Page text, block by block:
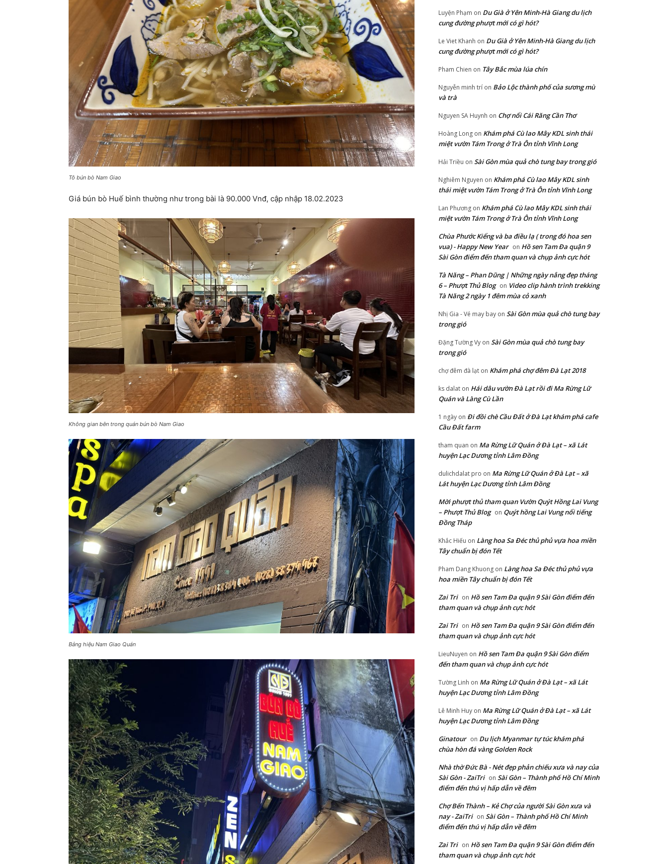
Tô bún bò Nam Giao
Giá bún bò Huế bình thường như trong bài là 90.000 Vnđ, cập nhập 18.02.2023
Không gian bên trong quán bún bò Nam Giao
Bảng hiệu Nam Giao Quán
Luyện Phạm on Du Già ở Yên Minh-Hà Giang du lịch
cung đường phượt mới có gì hót?
Le Viet Khanh on Du Già ở Yên Minh-Hà Giang du lịch
cung đường phượt mới có gì hót?
‎Pham Chien on Tây Bắc mùa lúa chín
Nguyễn minh trí on Bảo Lộc thành phố của sương mù
và trà
Nguyen SA Huynh on Chợ nổi Cái Răng Cần Thơ
Hoàng Long on Khám phá Cù lao Mây KDL sinh thái
miệt vườn Tám Trong ở Trà Ôn tỉnh Vĩnh Long
Hải Triều on Sài Gòn mùa quả chò tung bay trong gió
Nghiêm Nguyen on Khám phá Cù lao Mây KDL sinh
thái miệt vườn Tám Trong ở Trà Ôn tỉnh Vĩnh Long
Lan Phương on Khám phá Cù lao Mây KDL sinh thái
miệt vườn Tám Trong ở Trà Ôn tỉnh Vĩnh Long
Chùa Phước Kiểng và ba điều lạ ( trong đó hoa sen
vua) - Happy New Year on Hồ sen Tam Đa quận 9
Sài Gòn điểm đến tham quan và chụp ảnh cực hót
Tà Năng – Phan Dũng | Những ngày nắng đẹp tháng
6 – Phượt Thủ Blog on Video clip hành trình trekking
Tà Năng 2 ngày 1 đêm mùa cỏ xanh
Nhị Gia - Vé may bay on Sài Gòn mùa quả chò tung bay
trong gió
Đặng Tường Vy on Sài Gòn mùa quả chò tung bay
trong gió
chợ đêm đà lạt on Khám phá chợ đêm Đà Lạt 2018
ks dalat on Hái dâu vườn Đà Lạt rồi đi Ma Rừng Lữ
Quán và Làng Cù Lần
1 ngày on Đi đồi chè Cầu Đất ở Đà Lạt khám phá cafe
Cầu Đất farm
tham quan on Ma Rừng Lữ Quán ở Đà Lạt – xã Lát
huyện Lạc Dương tỉnh Lâm Đồng
dulichdalat pro on Ma Rừng Lữ Quán ở Đà Lạt – xã
Lát huyện Lạc Dương tỉnh Lâm Đồng
Mời phượt thủ tham quan Vườn Quýt Hồng Lai Vung
– Phượt Thủ Blog on Quýt hồng Lai Vung nổi tiếng
Đồng Tháp
Khắc Hiếu on Làng hoa Sa Đéc thủ phủ vựa hoa miền
Tây chuẩn bị đón Tết
Pham Dang Khuong on Làng hoa Sa Đéc thủ phủ vựa
hoa miền Tây chuẩn bị đón Tết
Zai Tri on Hồ sen Tam Đa quận 9 Sài Gòn điểm đến
tham quan và chụp ảnh cực hót
Zai Tri on Hồ sen Tam Đa quận 9 Sài Gòn điểm đến
tham quan và chụp ảnh cực hót
LieuNuyen on Hồ sen Tam Đa quận 9 Sài Gòn điểm
đến tham quan và chụp ảnh cực hót
Tường Linh on Ma Rừng Lữ Quán ở Đà Lạt – xã Lát
huyện Lạc Dương tỉnh Lâm Đồng
Lê Minh Huy on Ma Rừng Lữ Quán ở Đà Lạt – xã Lát
huyện Lạc Dương tỉnh Lâm Đồng
Ginatour on Du lịch Myanmar tự túc khám phá
chùa hòn đá vàng Golden Rock
Nhà thờ Đức Bà - Nét đẹp phản chiếu xưa và nay của
Sài Gòn - ZaiTri on Sài Gòn – Thành phố Hồ Chí Minh
điểm đến thú vị hấp dẫn về đêm
Chợ Bến Thành – Kẻ Chợ của người Sài Gòn xưa và
nay - ZaiTri on Sài Gòn – Thành phố Hồ Chí Minh
điểm đến thú vị hấp dẫn về đêm
Zai Tri on Hồ sen Tam Đa quận 9 Sài Gòn điểm đến
tham quan và chụp ảnh cực hót